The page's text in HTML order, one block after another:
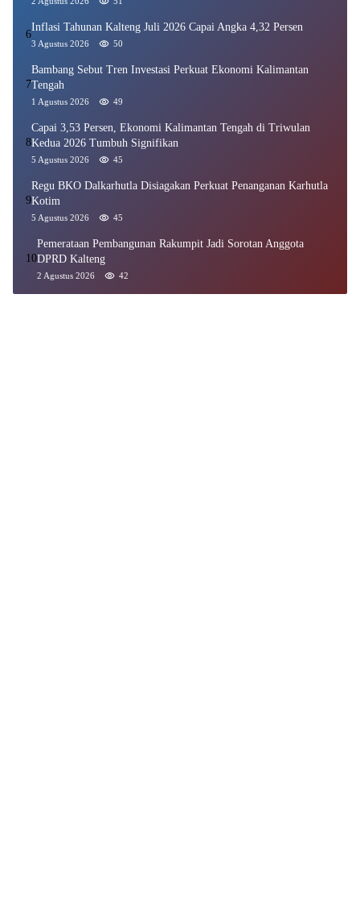
6
Inflasi Tahunan Kalteng Juli 2026 Capai Angka 4,32 Persen
3 Agustus 2026 50
7
Bambang Sebut Tren Investasi Perkuat Ekonomi Kalimantan
Tengah
1 Agustus 2026 49
8
Capai 3,53 Persen, Ekonomi Kalimantan Tengah di Triwulan
Kedua 2026 Tumbuh Signifikan
5 Agustus 2026 45
9
Regu BKO Dalkarhutla Disiagakan Perkuat Penanganan Karhutla
Kotim
5 Agustus 2026 45
10
Pemerataan Pembangunan Rakumpit Jadi Sorotan Anggota
DPRD Kalteng
2 Agustus 2026 42